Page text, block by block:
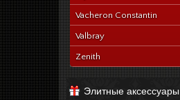
Vacheron Constantin
Valbray
Zenith
Элитные аксессуары